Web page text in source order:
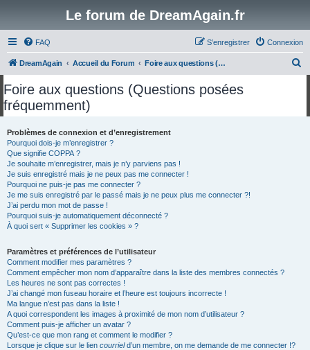
Le forum de DreamAgain.fr
FAQ Connexion
S’enregistrer
DreamAgain Accueil du Forum Foire aux questions (Questions posées fréquemment)
Foire aux questions (Questions posées
fréquemment)
Problèmes de connexion et d’enregistrement
Pourquoi dois-je m’enregistrer ?
Que signifie COPPA ?
Je souhaite m’enregistrer, mais je n’y parviens pas !
Je suis enregistré mais je ne peux pas me connecter !
Pourquoi ne puis-je pas me connecter ?
Je me suis enregistré par le passé mais je ne peux plus me connecter ?!
J’ai perdu mon mot de passe !
Pourquoi suis-je automatiquement déconnecté ?
À quoi sert « Supprimer les cookies » ?
Paramètres et préférences de l’utilisateur
Comment modifier mes paramètres ?
Comment empêcher mon nom d’apparaître dans la liste des membres connectés ?
Les heures ne sont pas correctes !
J’ai changé mon fuseau horaire et l’heure est toujours incorrecte !
Ma langue n’est pas dans la liste !
A quoi correspondent les images à proximité de mon nom d’utilisateur ?
Comment puis-je afficher un avatar ?
Qu’est-ce que mon rang et comment le modifier ?
Lorsque je clique sur le lien courrield’un membre, on me demande de me connecter !?